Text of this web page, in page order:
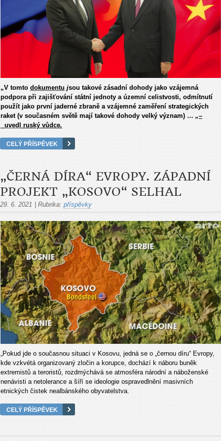
„V tomto dokumentu jsou takové zásadní dohody jako vzájemná
podpora při zajišťování státní jednoty a územní celistvosti, odmítnutí
použít jako první jaderné zbraně a vzájemné zaměření strategických
raket (v současném světě mají takové dohody velký význam) … „–
uvedl
ruský vůdce.
CELÝ PŘÍSPĚVEK
„ČERNÁ DÍRA“ EVROPY. ZÁPADNÍ
PROJEKT „KOSOVO“ SELHAL
29. 6. 2021 Rubrika: příspěvky
„Pokud jde o současnou situaci v Kosovu, jedná se o „černou díru“ Evropy,
kde vzkvétá organizovaný zločin a korupce, dochází k náboru buněk
extremistů a teroristů, rozdmýchává se atmosféra národní a náboženské
nenávisti a netolerance a šíří se ideologie ospravedlnění masivních
etnických čistek nealbánského obyvatelstva.
CELÝ PŘÍSPĚVEK